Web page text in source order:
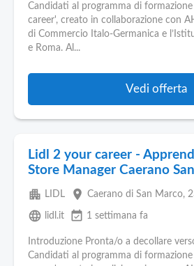
Candidati al programma di
career', creato in collaborazione con
di Commercio Italo-Germanica e
e Roma. Al...
Vedi offerta
Lidl 2 your career -
Store Manager Caerano
apartment LIDL place Caerano di San Marco,
language lidl.it event_available 1 settimana fa
Introduzione Pronta/o a decollare
Candidati al programma di